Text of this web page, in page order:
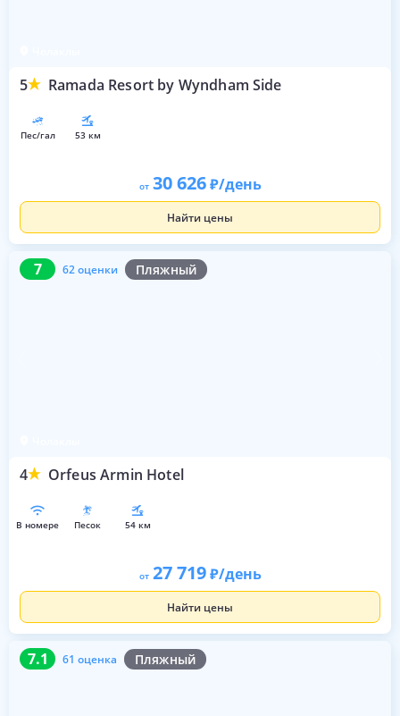
5 Ramada Resort by Wyndham Side
пес/гал 53 км
от 30 626 /день
Найти цены
7 62 оценки Пляжный
4 Orfeus Armin Hotel
7 62 оценки
в номере песок 54 км
от 27 719 /день
Найти цены
7.1 61 оценка Пляжный
7.1 61 оценка